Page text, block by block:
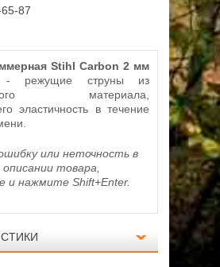
87
Stihl Carbon 2 мм
режущие струны из
материала,
эластичность в течение
или неточность в
товара,
и нажмите Shift+Enter.